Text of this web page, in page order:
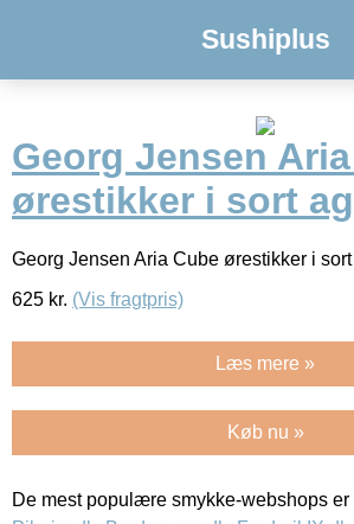
Sushiplus
Georg Jensen
ørestikker i sort
Georg Jensen Aria Cube ørestikker i
625 kr. (Vis fragtpris)
Læs mere »
Køb nu »
De mest populære smykke-webshops